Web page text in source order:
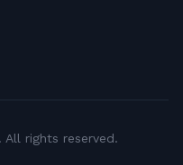
rights reserved.